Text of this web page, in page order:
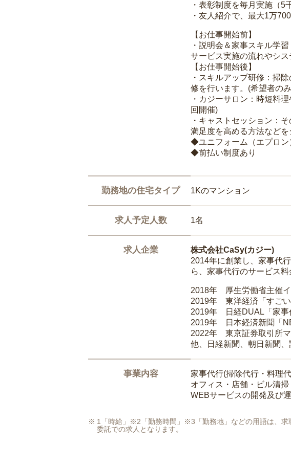
・表彰制度を毎月実施（5
・友人紹介で、最大1万
【お仕事開始前】
・説明会＆家事スキル学習
サービス実施の流れやシ
【お仕事開始後】
・スキルアップ研修：掃
修を行います。(希望者の
・カジーサロン：時短料
回開催)
・キャストセッション：
満足度を高める方法など
◆ユニフォーム（エプロン
◆前払い制度あり
勤務地の住宅タイプ 1Kのマンション
求人予定人数 1名
求人企業
株式会社CaSy(カジー)
2014年に創業し、家事代
ら、家事代行のサービス
2018年 厚生労働省主催
2019年 東洋経済「すご
2019年 日経DUAL「家事
2019年 日本経済新聞「
2022年 東京証券取引所
他、日経新聞、朝日新聞
事業内容
家事代行(掃除代行・料理
オフィス・店舗・ビル清掃
WEBサービスの開発及び
1「時給」※2「勤務時間」※3「勤務地」などの用語は、求
委託での求人となります。